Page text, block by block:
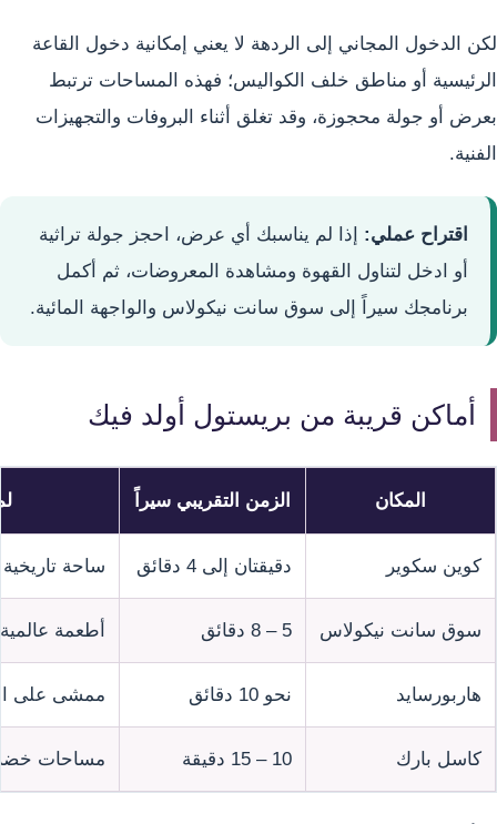
لكن الدخول المجاني إلى الردهة لا يعني إمكانية دخول القاعة
الرئيسية أو مناطق خلف الكواليس؛ فهذه المساحات ترتبط
بعرض أو جولة محجوزة، وقد تغلق أثناء البروفات والتجهيزات
الفنية.
اقتراح عملي: إذا لم يناسبك أي عرض، احجز جولة تراثية
أو ادخل لتناول القهوة ومشاهدة المعروضات، ثم أكمل
برنامجك سيراً إلى سوق سانت نيكولاس والواجهة المائية.
أماكن قريبة من بريستول أولد فيك
المكان الزمن التقريبي سيراً
كوين سكوير دقيقتان إلى 4 دقائق ساحة
سوق سانت نيكولاس 5 – 8 دقائق أطعمة
هاربورسايد نحو 10 دقائق ممشى على
كاسل بارك 10 – 15 دقيقة مساحات